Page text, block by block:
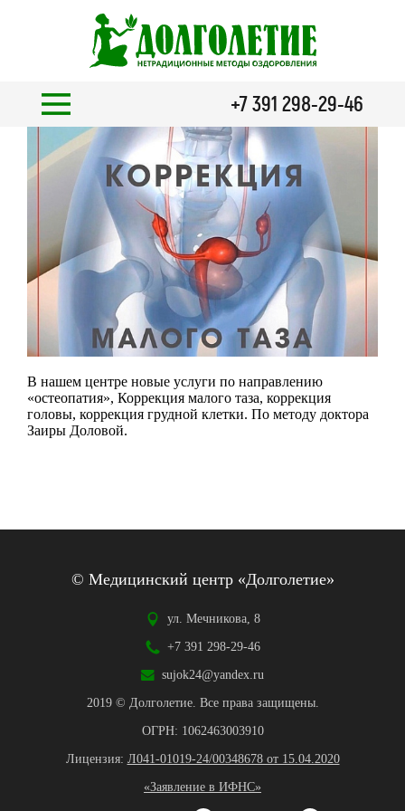
+7 391 298-29-46
В нашем центре новые услуги по направлению
«остеопатия», Коррекция малого таза, коррекция
головы, коррекция грудной клетки. По методу доктора
Заиры Доловой.
© Медицинский центр «Долголетие»
ул. Мечникова, 8
+7 391 298-29-46
sujok24@yandex.ru
2019 © Долголетие. Все права защищены.
ОГРН: 1062463003910
Лицензия: Л041-01019-24/00348678 от 15.04.2020
«Заявление в ИФНС»